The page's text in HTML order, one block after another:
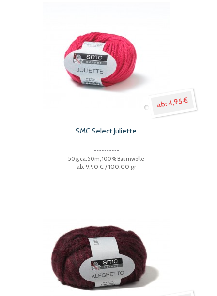
4,95 €
SMC Select Juliette
50g, ca. 50m, 100% Baumwolle
9,90 € / 100.00 gr